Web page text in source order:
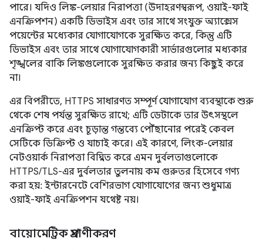
পারে। যদিও লিঙ্ক-লেয়ার নিরাপত্তা (উদাহরণস্বরূপ, ওয়াই-ফাই
এনক্রিপশন) একটি ডিভাইস এবং তার সাথে সংযুক্ত অ্যাক্সেস
পয়েন্টের মধ্যেকার যোগাযোগকে সুরক্ষিত করে, কিন্তু এটি
ডিভাইস এবং তার সাথে যোগাযোগকারী সার্ভারগুলোর মধ্যকার
শৃঙ্খলের বাকি লিঙ্কগুলোকে সুরক্ষিত করার জন্য কিছুই করে
না।
এর বিপরীতে, HTTPS সাধারণত সম্পূর্ণ যোগাযোগ ব্যবস্থাকে শুরু
থেকে শেষ পর্যন্ত সুরক্ষিত রাখে; এটি ডেটাকে তার উৎসস্থলে
এনক্রিপ্ট করে এবং চূড়ান্ত গন্তব্যে পৌঁছানোর পরেই কেবল
সেটিকে ডিক্রিপ্ট ও যাচাই করে। এই কারণে, লিংক-লেয়ার
নেটওয়ার্ক নিরাপত্তা বিঘ্নিত করে এমন দুর্বলতাগুলোকে
HTTPS/TLS-এর দুর্বলতার তুলনায় কম গুরুতর হিসেবে গণ্য
করা হয়: ইন্টারনেটে বেশিরভাগ যোগাযোগের জন্য শুধুমাত্র
ওয়াই-ফাই এনক্রিপশন যথেষ্ট নয়।
বায়োমেট্রিক প্রমাণীকরণ